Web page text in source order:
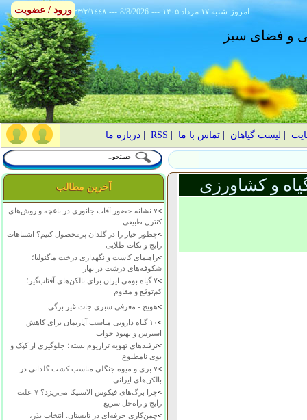
٢٣/٢/١٤٤٨ --- 8/8/2026 --- ۱۴۰۵ شنبه ۱۷ مرداد امروز
و فضای سبز
لیست گیاهان |تماس با ما RSS
|درباره ما
آخرین مطالب
>
۷ نشانه حضور آفات جانوری در باغچه و روش‌های
کنترل طبیعی
>چطور خیار را در گلدان پرمحصول کنیم؟ اشتباهات
رایج و نکات طلایی
>راهنمای کاشت و نگهداری درخت ماگنولیا؛
شکوفه‌های درشت در بهار
>
۷ گیاه بومی ایران برای بالکن‌های آفتاب‌گیر؛
کم‌توقع و مقاوم
>هویج - معرفی سبزی جات غیر برگی
>
۱۰ گیاه دارویی مناسب آپارتمان برای کاهش
استرس و بهبود خواب
>ترفندهای تهویه تراریوم بسته؛ جلوگیری از کپک و
بوی نامطبوع
>
۷ بری و میوه جنگلی مناسب کشت گلدانی در
بالکن‌های ایرانی
>
چرا برگ‌های فیکوس الاستیکا می‌ریزد؟ ۷ علت
رایج و راه‌حل سریع
>چمن‌کاری حرفه‌ای در تابستان: انتخاب بذر،
و کشاورزی
ورود / عضویت